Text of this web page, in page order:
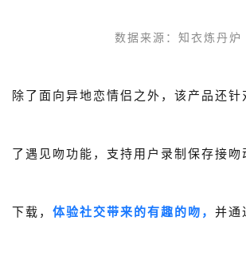
数据来源 ： 知衣炼丹炉
除了面向异地恋情侣之外，该产品还针
了遇见吻功能，支持用户录制保存接吻
下载， 体验社交带来的有趣的吻， 并通